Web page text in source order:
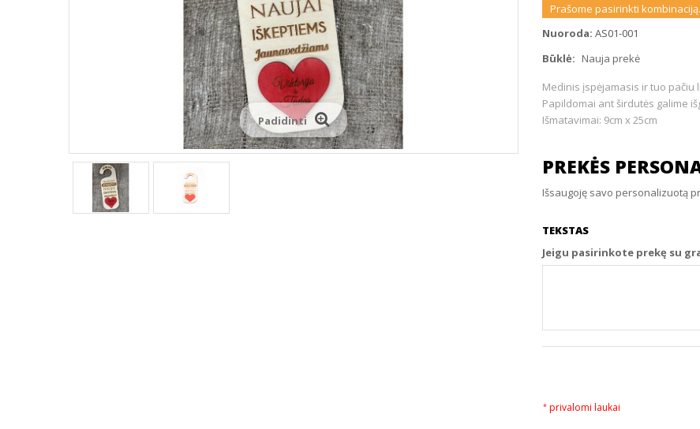
Padidinti
Prašome pasirinkti kombinaciją.
Nuoroda: AS01-001
Būklė: Nauja prekė
Medinis įspėjamasis ir tuo
Papildomai ant širdutės galime
Išmatavimai: 9cm x 25cm
PREKĖS
Išsaugoję savo personalizuotą
TEKSTAS
Jeigu pasirinkote prekę su
* privalomi laukai